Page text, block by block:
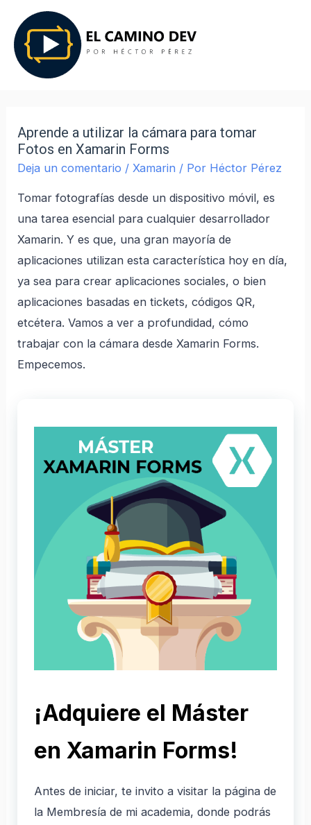
Aprende a utilizar la cámara para tomar
Fotos en Xamarin Forms
Deja un comentario /Xamarin / Por Héctor Pérez
Tomar fotografías desde un dispositivo móvil, es
una tarea esencial para cualquier desarrollador
Xamarin. Y es que, una gran mayoría de
aplicaciones utilizan esta característica hoy en día,
ya sea para crear aplicaciones sociales, o bien
aplicaciones basadas en tickets, códigos QR,
etcétera. Vamos a ver a profundidad, cómo
trabajar con la cámara desde Xamarin Forms.
Empecemos.
¡Adquiere el Máster
en Xamarin Forms!
Antes de iniciar, te invito a visitar la página de
la Membresía de mi academia, donde podrás